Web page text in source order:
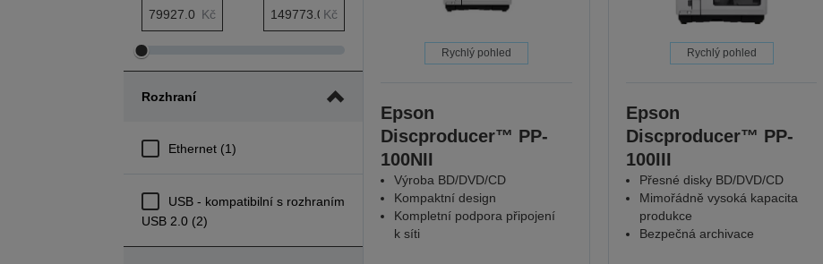
Kč Kč
Upravit
rozsah
Upravit
rozsah
Rozhraní
Ethernet (1)
USB - kompatibilní s rozhraním
USB 2.0 (2)
Rychlý pohled
Epson
Discproducer™ PP-
100NII
Výroba BD/DVD/CD
Kompaktní design
Kompletní podpora připojení
k síti
Rychlý pohled
Epson
Discproducer™ PP-
100III
Přesné disky BD/DVD/CD
Mimořádně vysoká kapacita
produkce
Bezpečná archivace